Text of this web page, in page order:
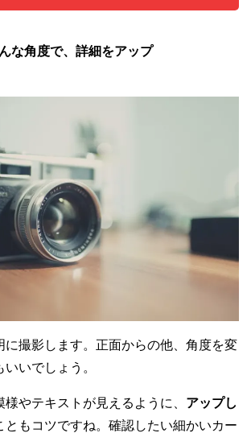
な角度で、詳細をアップ
に撮影します。正面からの他、角度を変
いでしょう。
様やテキストが見えるように、 アップし
ともコツですね。確認したい細かいカー